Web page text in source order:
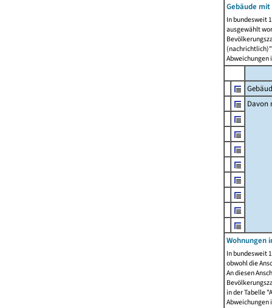
Gebäude
In bundesweit
ausgewählt
Abweichungen
Davon
Wohnungen
In bundesweit
obwohl die
An diesen
in der Tabelle
Abweichungen